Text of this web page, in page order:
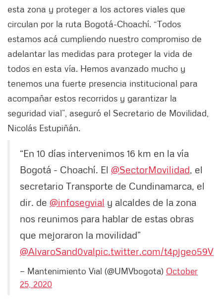
esta zona y proteger a los actores viales que
circulan por la ruta Bogotá-Choachí. “Todos
estamos acá cumpliendo nuestro compromiso de
adelantar las medidas para proteger la vida de
todos en esta vía. Hemos avanzado mucho y
tenemos una fuerte presencia institucional para
acompañar estos recorridos y garantizar la
seguridad vial”, aseguró el Secretario de Movilidad,
Nicolás Estupiñán.
“En 10 días intervenimos 16 km en la vía
Bogotá - Choachí. El @SectorMovilidad , el
secretario Transporte de Cundinamarca, el
dir. de @infosegvial y alcaldes de la zona
nos reunimos para hablar de estas obras
que mejoraron la movilidad”
@AlvaroSand0valpic.twitter.com/t4pjgeo59V
— Mantenimiento Vial (@UMVbogota) October
25, 2020